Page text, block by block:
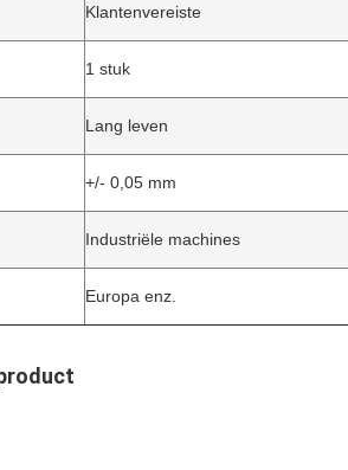
Klantenvereiste
1 stuk
Lang leven
+/- 0,05 mm
Industriële machines
Europa enz.